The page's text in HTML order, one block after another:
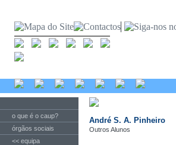
o que é o caup?
órgãos sociais
<< equipa
André S. A. Pinheiro
Outros Alunos